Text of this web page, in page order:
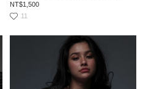
NT$1,500
11